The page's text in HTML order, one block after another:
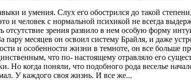
и умения. Слух его обострился до такой
и человек с нормальной психикой не всегда
зрения развило в нем особую форму
пару месяцев он освоил систему Брайля, и даже
и особенности жизни в темноте, он все больше
что по- настоящему отравляло его
Но когда поняли, что подобного рода веселье
У каждого своя жизнь. И все же...